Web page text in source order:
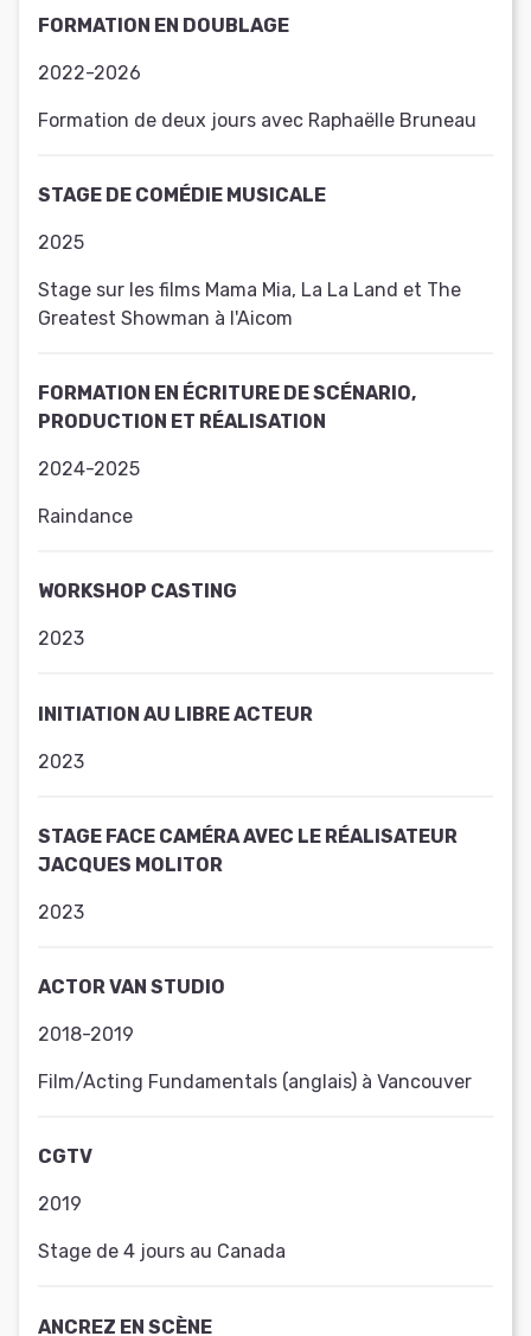
FORMATION EN DOUBLAGE
2022-2026
Formation de deux jours avec Raphaëlle Bruneau
STAGE DE COMÉDIE MUSICALE
2025
Stage sur les films Mama Mia, La La Land et The
Greatest Showman à l'Aicom
FORMATION EN ÉCRITURE DE SCÉNARIO,
PRODUCTION ET RÉALISATION
2024-2025
Raindance
WORKSHOP CASTING
2023
INITIATION AU LIBRE ACTEUR
2023
STAGE FACE CAMÉRA AVEC LE RÉALISATEUR
JACQUES MOLITOR
2023
ACTOR VAN STUDIO
2018-2019
Film/Acting Fundamentals (anglais) à Vancouver
CGTV
2019
Stage de 4 jours au Canada
ANCREZ EN SCÈNE